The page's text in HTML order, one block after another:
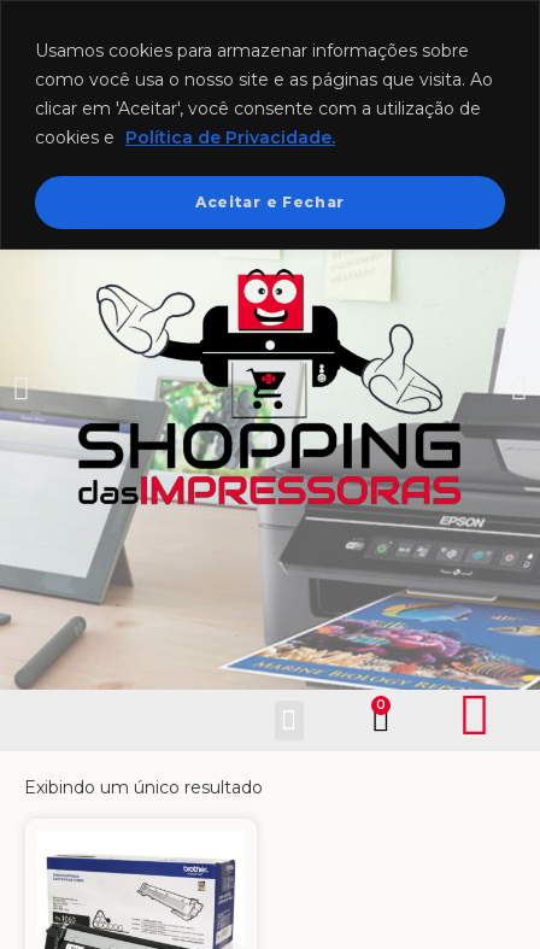
Usamos cookies para armazenar informações sobre
como você usa o nosso site e as páginas que visita. Ao
clicar em 'Aceitar', você consente com a utilização de
cookies e
Política de Privacidade.
Aceitar e Fechar
Exibindo um único resultado